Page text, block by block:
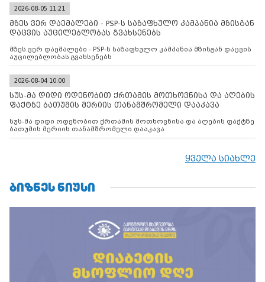
2026-08-05 11:21
მზეს ვერ დაემალები - PSP-ს საზაფხულო კამპანია მზისგან
დაცვის აუცილებლობას გვახსენებს
მზეს ვერ დაემალები - PSP-ს საზაფხულო კამპანია მზისგან დაცვის
აუცილებლობას გვახსენებს
2026-08-04 10:00
სუს-მა დიდი ოდენობით ქრთამის მოთხოვნისა და აღების
ფაქტზე ბათუმის მერიის თანამშრომელი დააკავა
სუს-მა დიდი ოდენობით ქრთამის მოთხოვნისა და აღების ფაქტზე
ბათუმის მერიის თანამშრომელი დააკავა
ყველა სიახლე
ᲑᲘᲖᲜᲔᲡ ᲜᲘᲣᲡᲘ